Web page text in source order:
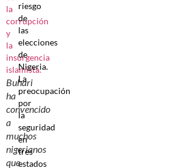
Buhari
ha
convencido
a
muchos
nigerianos
que
riesgo
de
las
elecciones
de
Nigeria.
La
preocupación
por
la
seguridad
en
tres
estados